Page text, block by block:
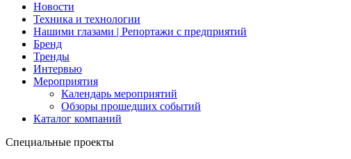
Новости
Техника и технологии
Нашими глазами | Репортажи с предприятий
Бренд
Тренды
Интервью
Мероприятия
Календарь мероприятий
Обзоры прошедших событий
Каталог компаний
Специальные проекты